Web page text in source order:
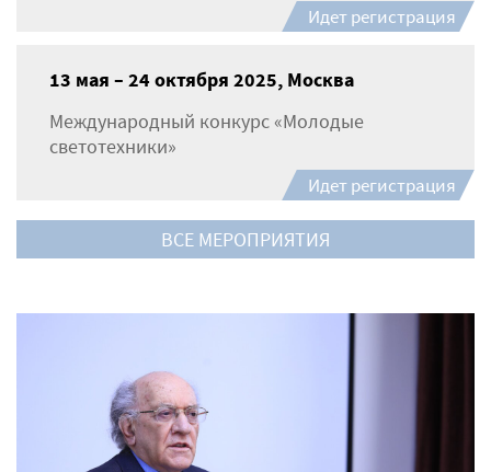
Идет регистрация
13 мая – 24 октября 2025, Москва
Международный конкурс «Молодые
светотехники»
Идет регистрация
ВСЕ МЕРОПРИЯТИЯ